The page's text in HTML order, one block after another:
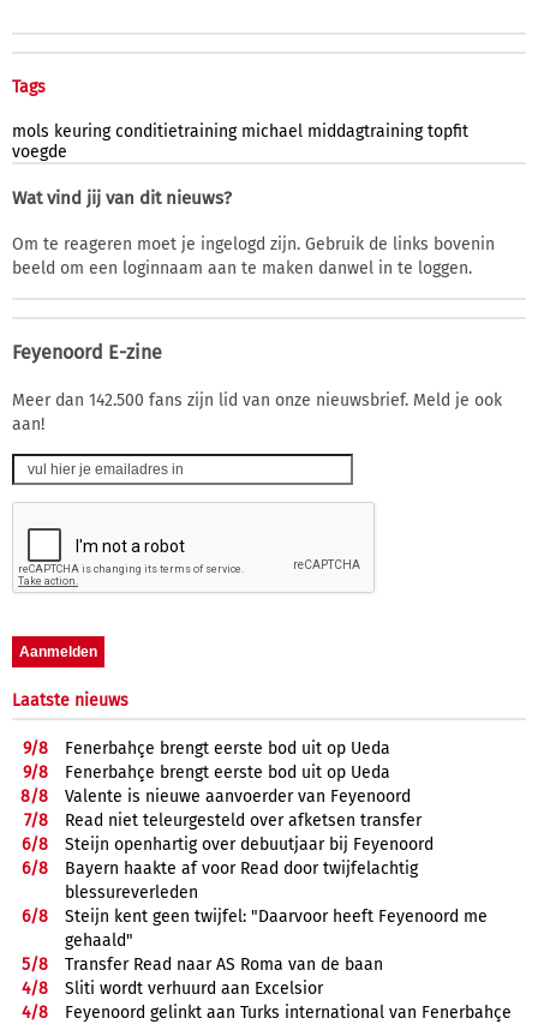
Tags
mols keuring conditietraining michael middagtraining topfit
voegde
Wat vind jij van dit nieuws?
Om te reageren moet je ingelogd zijn. Gebruik de links bovenin
beeld om een loginnaam aan te maken danwel in te loggen.
Feyenoord E-zine
Meer dan 142.500 fans zijn lid van onze nieuwsbrief. Meld je ook
aan!
Laatste nieuws
9/8
Fenerbahçe brengt eerste bod uit op Ueda
9/8
Fenerbahçe brengt eerste bod uit op Ueda
8/8
Valente is nieuwe aanvoerder van Feyenoord
7/8
Read niet teleurgesteld over afketsen transfer
6/8
Steijn openhartig over debuutjaar bij Feyenoord
6/8
Bayern haakte af voor Read door twijfelachtig
blessureverleden
6/8
Steijn kent geen twijfel: "Daarvoor heeft Feyenoord me
gehaald"
5/8
Transfer Read naar AS Roma van de baan
4/8
Sliti wordt verhuurd aan Excelsior
4/8
Feyenoord gelinkt aan Turks international van Fenerbahçe